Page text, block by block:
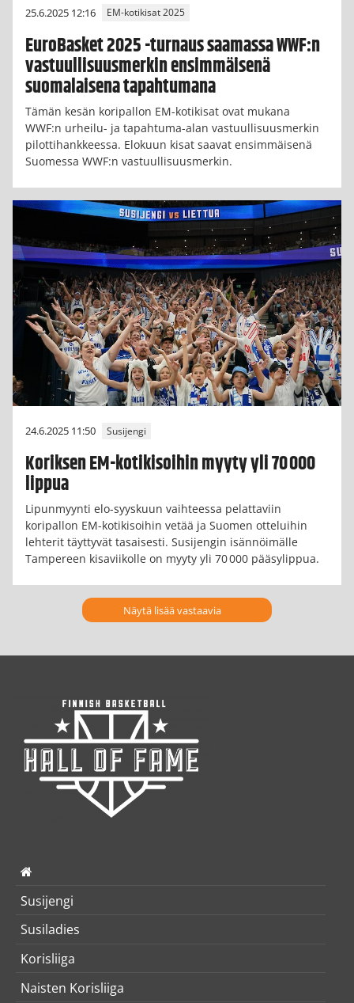
25.6.2025 12:16 EM-kotikisat 2025
EuroBasket 2025 -turnaus saamassa WWF:n
vastuullisuusmerkin ensimmäisenä
suomalaisena tapahtumana
Tämän kesän koripallon EM-kotikisat ovat mukana
WWF:n urheilu- ja tapahtuma-alan vastuullisuusmerkin
pilottihankkeessa. Elokuun kisat saavat ensimmäisenä
Suomessa WWF:n vastuullisuusmerkin.
24.6.2025 11:50 Susijengi
Koriksen EM-kotikisoihin myyty yli 70 000
lippua
Lipunmyynti elo-syyskuun vaihteessa pelattaviin
koripallon EM-kotikisoihin vetää ja Suomen otteluihin
lehterit täyttyvät tasaisesti. Susijengin isännöimälle
Tampereen kisaviikolle on myyty yli 70 000 pääsylippua.
Näytä lisää vastaavia
Susijengi
Susiladies
Korisliiga
Naisten Korisliiga